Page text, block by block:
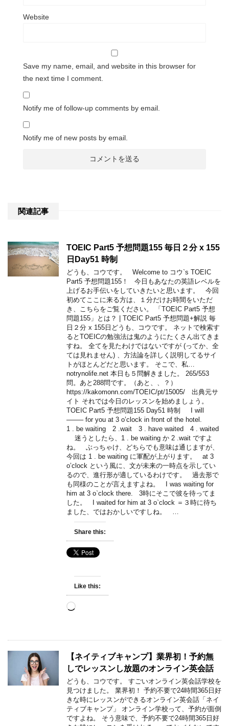
Website
Save my name, email, and website in this browser for
the next time I comment.
Notify me of follow-up comments by email.
Notify me of new posts by email.
関連記事
TOEIC Part5 予想問題155 毎日２分 x 155
日Day51 時制
どうも、コウです。 Welcome to コウ`s TOEIC
Part5 予想問題155！ 今日もあなたの英語レベルを
上げるお手伝いをしていきたいと思います。 今回
初めてここに来る方は、１分だけお時間をいただ
き、こちらをご覧ください。 「TOEIC Part5 予想
問題155」とは？ | TOEIC Part5 予想問題+解説 毎
日２分 x 155日どうも、コウです。 ネットで検索す
るとTOEICの勉強法は鬼のようにたくさん出てきま
すね。 全てを見たわけではないですが (ってか、全
ては見れません) 、方法論を詳しく説明してるサイ
トがほとんどだと思います。 そこで、私…
notrynolife.net 本日も５問解きました。 265/553
問。あと288問です。（あと、、？）
https://kakomonn.com/TOEIC/pt/15005/ 出典元サ
イト それでは今日のレッスンを始めましょう。
TOEIC Part5 予想問題155 Day51 時制 I will
——– for you at 3 o’clock in front of the hotel.
1 . be waiting 2 .wait 3 . have waited 4 . waited
迷うとしたら、1 . be waiting か 2 .wait ですよ
ね。 ぶっちゃけ、どちらでも意味は通じますが、
今回は 1 . be waiting に軍配が上がります。 at 3
o’clock という風に、文が未来の一時点を示してい
るので、進行形が適しているわけです。 過去形で
も同様のことが言えますよね。 I was waiting for
him at 3 o`clock there. 3時にそこで彼を待ってま
した。 I waited for him at 3 o`clock ＝３時に待ち
ました、ではおかしいですしね。 …
Share this:
Like this:
Loading…
【ネイティブキャンプ】業界初！予約無
しでレッスンし放題のオンライン英会話
どうも、コウです。 すごいオンライン英会話学校を
見つけました。 業界初！ 予約不要で24時間365日好
きな時にレッスンができるオンライン英会話「ネイ
ティブキャンプ」 オンライン学校って、予約が面倒
ですよね。 そう意味で、予約不要で24時間365日好